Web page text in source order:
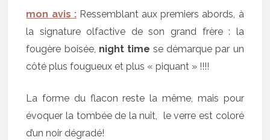
mon avis :Ressemblant aux premiers abords, à
la signature olfactive de son grand frère : la
fougère boisée, night time se démarque par un
côté plus fougueux et plus « piquant » !!!!
La forme du flacon reste la même, mais pour
évoquer la tombée de la nuit, le verre est coloré
d’un noir dégradé!